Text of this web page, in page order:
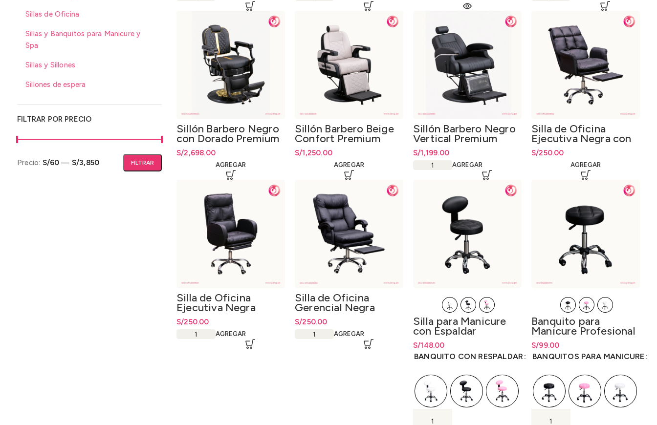
Sillas de Oficina
Sillas y Banquitos para Manicure y
Spa
Sillas y Sillones
Sillones de espera
FILTRAR POR PRECIO
Precio mínimo
Precio máximo FILTRAR
Precio: S/60 — S/3,850
Sillón Barbero Negro
con Dorado Premium
S/2,698.00
AGREGAR
Sillón Barbero Beige
Confort Premium
S/1,250.00
AGREGAR
Sillón Barbero Negro
Vertical Premium
S/1,199.00
AGREGAR
Silla de Oficina
Ejecutiva Negra con
Reposapiés Extraíble
S/250.00
AGREGAR
Silla de Oficina
Ejecutiva Negra
S/250.00
AGREGAR
Silla de Oficina
Gerencial Negra
S/250.00
AGREGAR
Silla para Manicure
con Espaldar
Hidráulica Importada
S/148.00
Rango de precios: desde
S/148.00hastaS/148.00
BANQUITO CON RESPALDAR
Banquito para
Manicure Profesional
Importado
S/99.00
Rango de precios: desde
S/99.00hastaS/99.00
BANQUITOS PARA MANICURE